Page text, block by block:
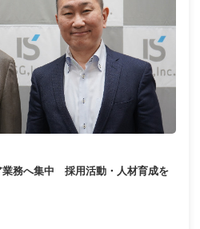
業務へ集中 採用活動・人材育成を